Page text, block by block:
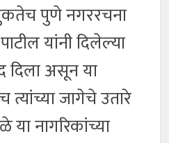
नुकतेच पुणे नगररचना
यांनी दिलेल्या
दिला असून या
जागेचे उतारे
नागरिकांच्या